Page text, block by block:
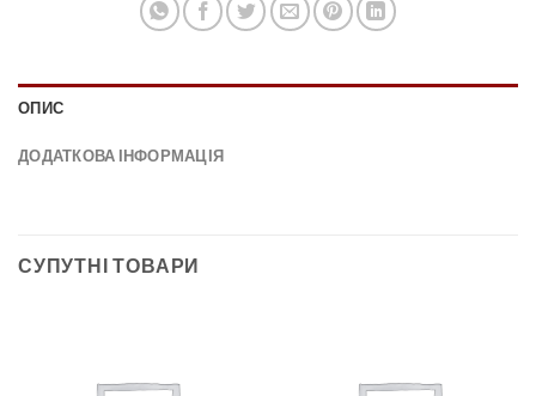
ОПИС
ДОДАТКОВА ІНФОРМАЦІЯ
СУПУТНІ ТОВАРИ